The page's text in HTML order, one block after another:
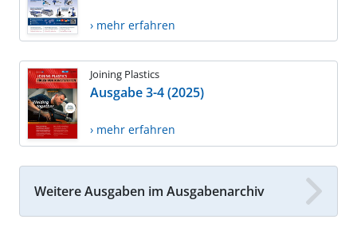
› mehr erfahren
Joining Plastics
Ausgabe 3-4 (2025)
› mehr erfahren
Weitere Ausgaben im Ausgabenarchiv